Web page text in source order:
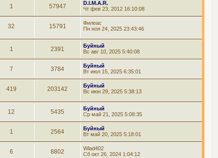
1 57947
D.I.M.A.R.
Чт фев 23, 2012 16:10:08
32 15791
Филеас
Пн ноя 24, 2025 23:43:46
1 2391
Буйный
Вс авг 10, 2025 5:40:08
7 3784
Буйный
Вт июл 15, 2025 6:35:01
419 203142
Буйный
Вс июн 29, 2025 5:38:13
12 5435
Буйный
Ср май 21, 2025 5:08:35
1 2564
Буйный
Вт май 20, 2025 5:18:01
6 8802
Wlad402
Сб окт 26, 2024 1:04:12